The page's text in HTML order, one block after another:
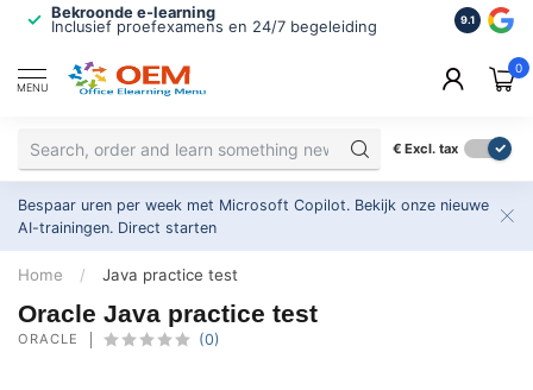
Bekroonde e-learning
Inclusief proefexamens en 24/7 begeleiding
ISO
2.500+
9.1
MENU
0
€ Excl. tax
Bespaar uren per week met Microsoft Copilot. Bekijk onze nieuwe
AI-trainingen. Direct starten
Home / Java practice test
Oracle Java practice test
ORACLE (0)